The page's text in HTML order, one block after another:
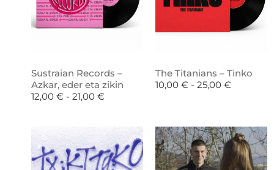
Sustraian Records –
Azkar, eder eta zikin
12,00 € - 21,00 €
The Titanians – Tinko
10,00 € - 25,00 €